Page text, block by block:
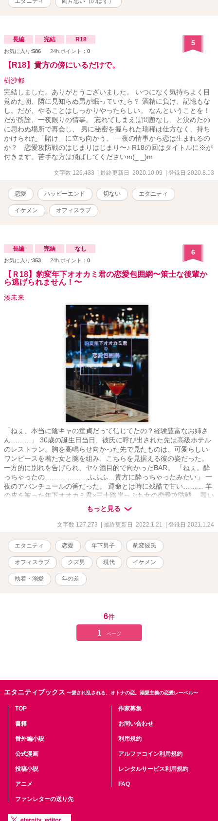
な！ 少し黙ってろ！」 ──素っ気のない振りをして、 形勢逆転のキ
長編 完結 R18
お気に入り:586 24h.ポイント： 0
5
【R18】貴方の傍にいるだけで。
樹沙都
完結しました。ありがとうございました。 いつになく気持ちよく目
覚めた朝、隣に見知らぬ男が眠っていたら？ 酒精に負け、記憶もな
し。だが、やることはしっかりやったらしい。 なんということを！
だが所詮、一夜限りの情事。 忘れてしまえば問題なし、と決めたの
に思わぬ場所で再会し、 男に秘密を握られた瑞稀は仕方なく、持ち
かけられた「賭け」に立ち向かう。 一夜の情事から恋は生まれるの
か？ 恋愛攻防戦のはじまりはじまり〜♪ R18の回はタイトルに※が
付きます。苦手な方は飛ばしてくださいm(_ _)m
文字数 126,433 | 最終更新日 2020.10.09 | 登録日 2020.8.13
恋愛 ハッピーエンド 切ない エタニティ
イケメン オフィスラブ
長編 完結 なし
お気に入り:353 24h.ポイント： 0
6
【Ｒ18】豹変年下オオカミ君の恋愛包囲網〜策士な後輩か
ら逃げられません！〜
湊未来
「ねぇ、本当に陰キャの童貞だって信じてたの？経験豊富なお姉さ
ん………」 30歳の誕生日当日、彼氏に呼び出された先は高級ホテル
のレストラン。胸を高鳴らせ向かった先で見たものは、可愛らしい
ワンピースを着た女と腕を組み、こちらを見据える彼の姿だった。
一方的に別れを告げられ、ヤケ酒目的で向かったBAR。 「ねぇ。酔
っちゃったの……… ………ふふふ…貴方に酔っちゃったみたい」 一
夜のアバンチュールの筈だった。 運命とは時に残酷で甘い……… 羊
の皮を被った年下オオカミ君×三十路崖っぷち女の恋愛攻防戦。 覗い
て行きませんか？ ※※※※※※※※※※※※※※※※※※※※※ ・
Ｒ18の話には※をつけます。 ・女性が男性を襲うシーンが初回にあ
ります。苦手な方はご注意を。 ・裏テーマは『クズ男愛に目覚め
クズ男をゆるっく書けたらいいなぁ〜と。
もっと見る
文字数 127,273 | 最終更新日 2022.1.21 | 登録日 2021.1.24
エタニティ 恋愛 年下男子 豹変彼氏
オフィスラブ クズ男 現代 イケメン
執着・溺愛 年の差
6件
1 ページ
エタニティブックス 〜愛され乱される、オトナの恋。溺愛主義の恋愛レーベル〜
TOP
書籍
番外編小説
公式漫画
投稿小説
アニメ
ファンレターの送り先
作家募集
お問い合わせ
利用規約
アルファコイン利用規約
レンタルサービス利用規約
FAQ